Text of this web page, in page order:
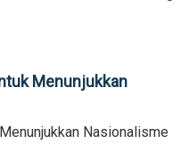
Menunjukkan
Nasionalisme